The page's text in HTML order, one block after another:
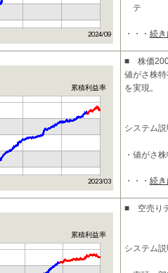
テ
・・・ 続
累積利益率
■ 株価
値がさ株
を実現。
システム
・値がさ
・・・ 続
累積利益率
■ 空売り
システム